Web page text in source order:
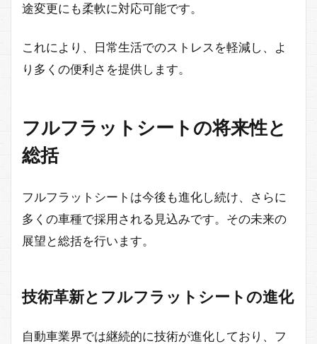
途変更にも柔軟に対応可能です。
これにより、日常生活でのストレスを軽減し、よ
り多くの便利さを提供します。
フルフラットシートの将来性と
総括
フルフラットシートは今後も進化し続け、さらに
多くの車種で採用される見込みです。その未来の
展望と総括を行います。
技術革新とフルフラットシートの進化
自動車業界では継続的に技術が進化しており、フ